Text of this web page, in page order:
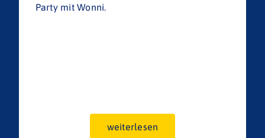
Party mit Wonni.
weiterlesen